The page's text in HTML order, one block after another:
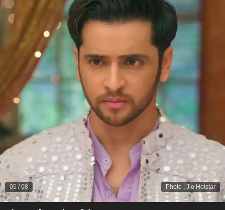
Photo : Jio Hotstar
05 /08